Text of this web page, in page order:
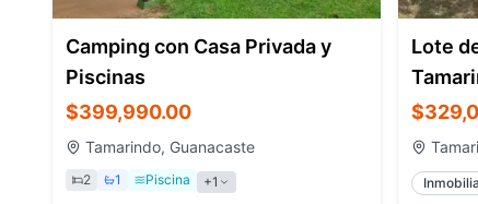
Camping con Casa Privada y
Piscinas
$399,990.00
Tamarindo, Guanacaste
2 1 Piscina +1
Lote